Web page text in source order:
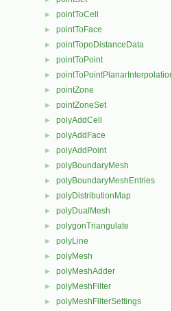
► pointToCell
► pointToFace
► pointTopoDistanceData
► pointToPoint
► pointToPointPlanarInterpolation
► pointZone
► pointZoneSet
► polyAddCell
► polyAddFace
► polyAddPoint
► polyBoundaryMesh
► polyBoundaryMeshEntries
► polyDistributionMap
► polyDualMesh
► polygonTriangulate
► polyLine
► polyMesh
► polyMeshAdder
► polyMeshFilter
► polyMeshFilterSettings